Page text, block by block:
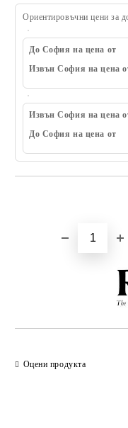
Ориентировъчни цени за
До София на цена от
Извън София на цена
Извън София на цена
До София на цена от
Оцени продукта